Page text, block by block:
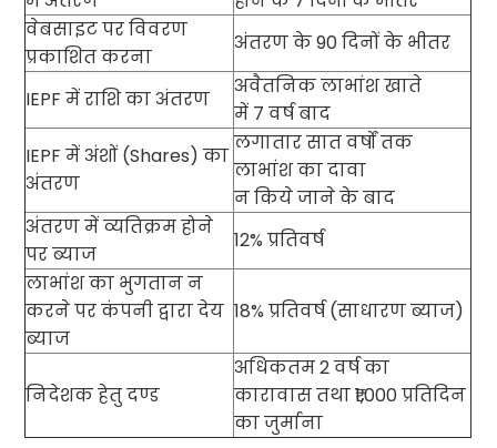
वेबसाइट पर विवरण
प्रकाशित करना
अंतरण के90दिनों के भीतर
IEPFमें राशि का अंतरण
अवैतनिक लाभांश खाते
में 7वर्ष बाद
IEPFमें अंशों (Shares)का
अंतरण
लगातार सात वर्षों तक
लाभांश का दावा
न किये जाने के बाद
अंतरण में व्यतिक्रम होने
पर ब्याज
12%प्रतिवर्ष
लाभांश का भुगतान न
करने पर कंपनी द्वारा देय
ब्याज
18%प्रतिवर्ष (साधारण ब्याज)
निदेशक हेतु दण्ड
अधिकतम2वर्ष का
कारावास तथा₹1,000प्रतिदिन
का जुर्माना